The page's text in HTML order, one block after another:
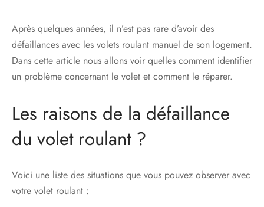
Après quelques années, il n’est pas rare d’avoir des
défaillances avec les volets roulant manuel de son logement.
Dans cette article nous allons voir quelles comment identifier
un problème concernant le volet et comment le réparer.
Les raisons de la défaillance
du volet roulant ?
Voici une liste des situations que vous pouvez observer avec
votre volet roulant :